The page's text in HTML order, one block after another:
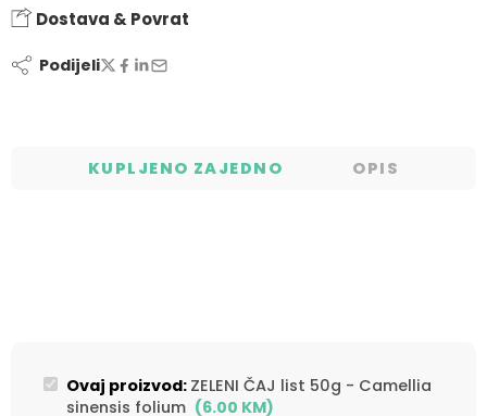
Dostava & Povrat
Podijeli
KUPLJENO ZAJEDNO OPIS
Ovaj proizvod: ZELENI ČAJ list 50g - Camellia
sinensis folium (6.00 KM)